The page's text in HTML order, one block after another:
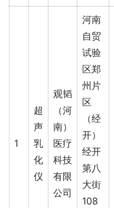
1
超
声
乳
化
仪
观韬
（河
南）
医疗
科技
有限
公司
河南
自贸
试验
区郑
州片
区
（经
开）
经开
第八
大街
108